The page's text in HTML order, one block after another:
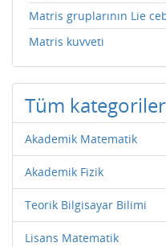
Matris gruplarının Lie
Matris kuvveti
Tüm kategoriler
Akademik Matematik
Akademik Fizik
Teorik Bilgisayar Bilimi
Lisans Matematik